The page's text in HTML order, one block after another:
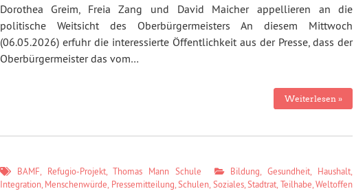
Dorothea Greim, Freia Zang und David Maicher appellieren an die
politische Weitsicht des Oberbürgermeisters An diesem Mittwoch
(06.05.2026) erfuhr die interessierte Öffentlichkeit aus der Presse, dass der
Oberbürgermeister das vom…
Weiterlesen »
BAMF Refugio-Projekt,Thomas Mann Schule Bildung ,Gesundheit Haushalt
Integration, Menschenwürde Pressemitteilung ,Schulen Soziales,Stadtrat Teilhabe ,Weltoffen